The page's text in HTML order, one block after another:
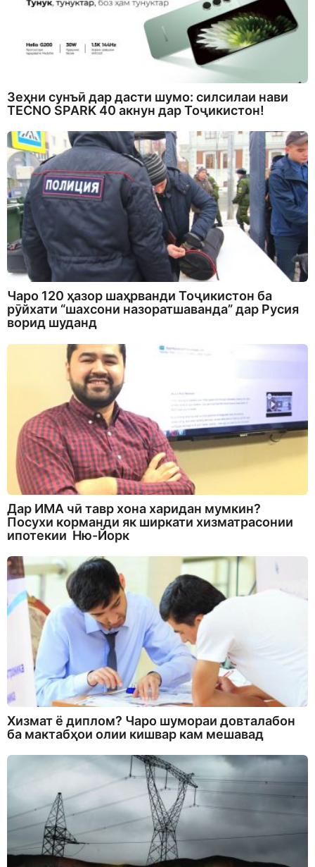
Зеҳни сунъӣ дар дасти шумо: силсилаи нави
TECNO SPARK 40 акнун дар Тоҷикистон!
Чаро 120 ҳазор шаҳрванди Тоҷикистон ба
рӯйхати “шахсони назоратшаванда” дар Русия
ворид шуданд
Дар ИМА чӣ тавр хона харидан мумкин?
Посухи корманди як ширкати хизматрасонии
ипотекии Ню-Йорк
Хизмат ё диплом? Чаро шумораи довталабон
ба мактабҳои олии кишвар кам мешавад